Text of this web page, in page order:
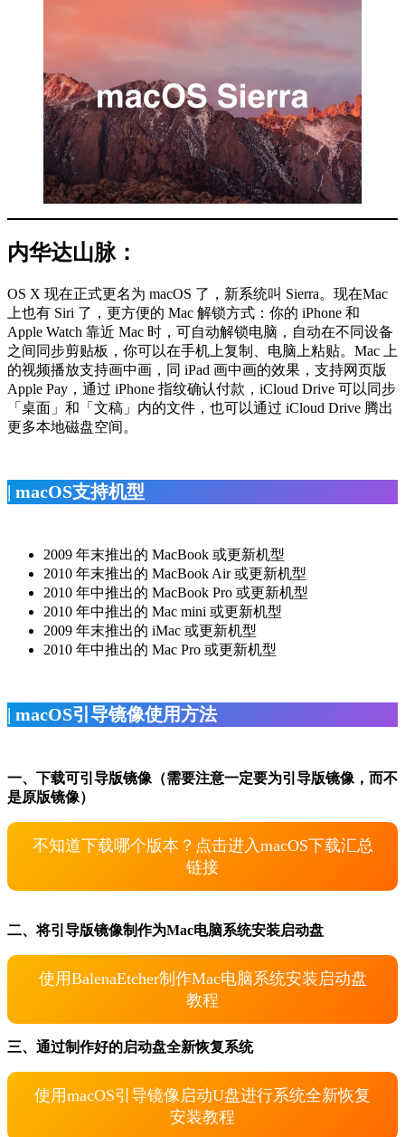
内华达山脉：
OS X 现在正式更名为 macOS 了，新系统叫 Sierra。现在Mac
上也有 Siri 了，更方便的 Mac 解锁方式：你的 iPhone 和
Apple Watch 靠近 Mac 时，可自动解锁电脑，自动在不同设备
之间同步剪贴板，你可以在手机上复制、电脑上粘贴。Mac 上
的视频播放支持画中画，同 iPad 画中画的效果，支持网页版
Apple Pay，通过 iPhone 指纹确认付款，iCloud Drive 可以同步
「桌面」和「文稿」内的文件，也可以通过 iCloud Drive 腾出
更多本地磁盘空间。
| macOS支持机型
2009 年末推出的 MacBook 或更新机型
2010 年末推出的 MacBook Air 或更新机型
2010 年中推出的 MacBook Pro 或更新机型
2010 年中推出的 Mac mini 或更新机型
2009 年末推出的 iMac 或更新机型
2010 年中推出的 Mac Pro 或更新机型
| macOS引导镜像使用方法
一、下载可引导版镜像（需要注意一定要为引导版镜像，而不
是原版镜像）
不知道下载哪个版本？点击进入macOS下载汇总
链接
二、将引导版镜像制作为Mac电脑系统安装启动盘
使用BalenaEtcher制作Mac电脑系统安装启动盘
教程
三、通过制作好的启动盘全新恢复系统
使用macOS引导镜像启动U盘进行系统全新恢复
安装教程